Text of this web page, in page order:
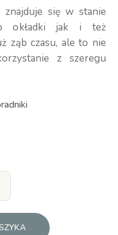
znajduje się w stanie
okładki jak i też
ząb czasu, ale to nie
z szeregu